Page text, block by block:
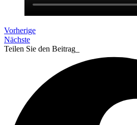
Vorherige
Nächste
Teilen Sie den Beitrag_